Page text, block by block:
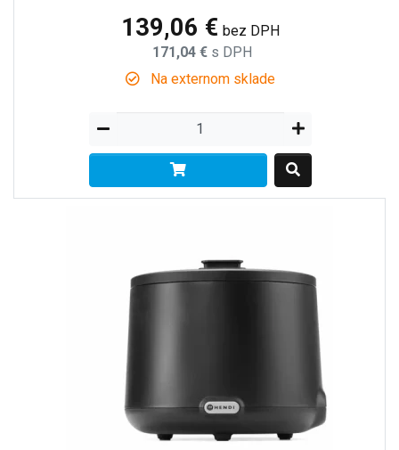
139,06 € bez DPH
171,04 € s DPH
Na externom sklade